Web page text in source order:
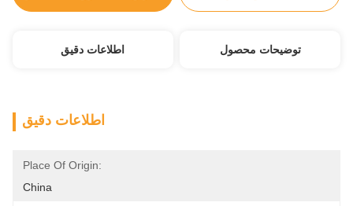
اطلاعات دقیق توضیحات محصول
اطلاعات دقیق
Place Of Origin:
China